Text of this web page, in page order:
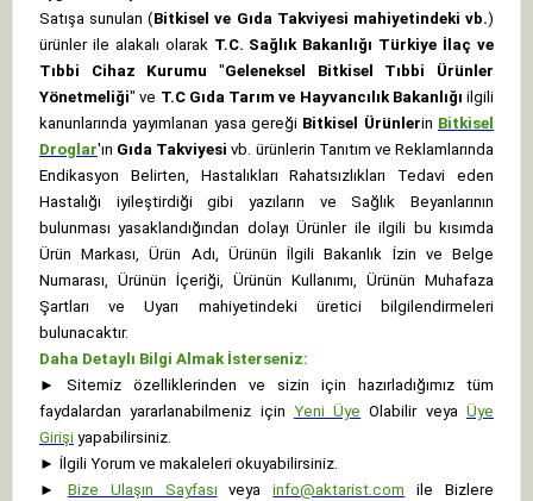
Satışa sunulan (Bitkisel ve Gıda Takviyesi mahiyetindeki vb.)
ürünler ile alakalı olarak T.C. Sağlık Bakanlığı Türkiye İlaç ve
Tıbbi Cihaz Kurumu "Geleneksel Bitkisel Tıbbi Ürünler
Yönetmeliği" ve T.C Gıda Tarım ve Hayvancılık Bakanlığı ilgili
kanunlarında yayımlanan yasa gereği Bitkisel Ürünlerin Bitkisel
Droglar'ın Gıda Takviyesi vb. ürünlerin Tanıtım ve Reklamlarında
Endikasyon Belirten, Hastalıkları Rahatsızlıkları Tedavi eden
Hastalığı iyileştirdiği gibi yazıların ve Sağlık Beyanlarının
bulunması yasaklandığından dolayı Ürünler ile ilgili bu kısımda
Ürün Markası, Ürün Adı, Ürünün İlgili Bakanlık İzin ve Belge
Numarası, Ürünün İçeriği, Ürünün Kullanımı, Ürünün Muhafaza
Şartları ve Uyarı mahiyetindeki üretici bilgilendirmeleri
bulunacaktır.
Daha Detaylı Bilgi Almak İsterseniz:
►
Sitemiz özelliklerinden ve sizin için hazırladığımız tüm
faydalardan yararlanabilmeniz için Yeni Üye Olabilir veyaÜye
Girişi yapabilirsiniz.
► İlgili Yorum ve makaleleri okuyabilirsiniz.
►
Bize Ulaşın Sayfası veya info@aktarist.com
ile Bizlere